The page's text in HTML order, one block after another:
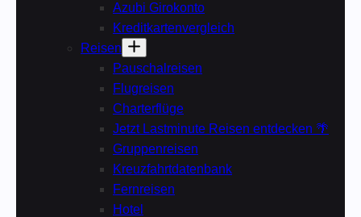
Azubi Girokonto
Kreditkartenvergleich
Reisen
Pauschalreisen
Flugreisen
Charterflüge
Jetzt Lastminute Reisen entdecken 🌴
Gruppenreisen
Kreuzfahrtdatenbank
Fernreisen
Hotel